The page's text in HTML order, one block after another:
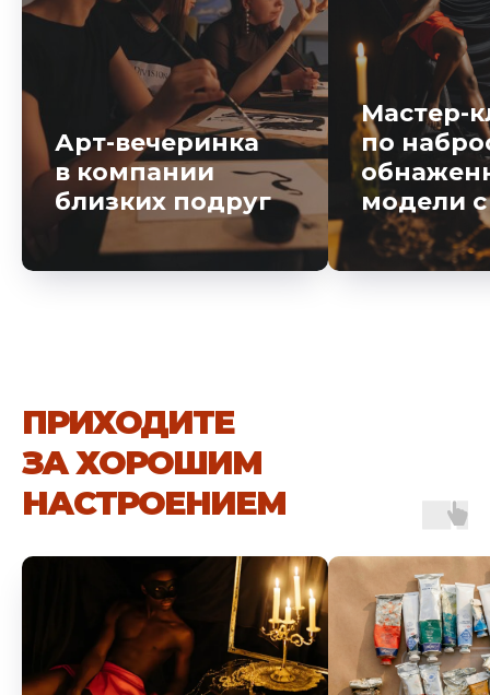
Арт-вечеринка
в компании
близких подруг
Мастер-
по
модели
ПРИХОДИТЕ
ЗА ХОРОШИМ
НАСТРОЕНИЕМ